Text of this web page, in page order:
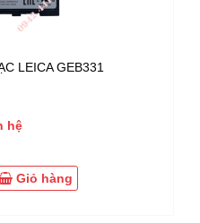
LEICA GEB331
hệ
Giỏ hàng